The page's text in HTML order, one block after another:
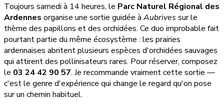
Toujours samedi à 14 heures, le Parc Naturel Régional des
Ardennes organise une sortie guidée à Aubrives sur le
thème des papillons et des orchidées. Ce duo improbable fait
pourtant partie du même écosystème : les prairies
ardennaises abritent plusieurs espèces d'orchidées sauvages
qui attirent des pollinisateurs rares. Pour réserver, composez
le 03 24 42 90 57. Je recommande vraiment cette sortie —
c'est le genre d'expérience qui change le regard qu'on pose
sur un chemin habituel.